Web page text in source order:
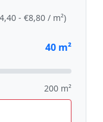
- €8,80 / m²)
40 m²
200 m²